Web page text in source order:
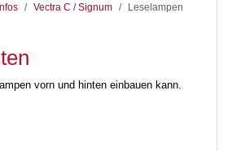
/ Vectra C / Signum / Leselampen
vorn und hinten einbauen kann.